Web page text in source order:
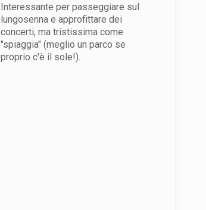
Interessante per passeggiare sul
lungosenna e approfittare dei
concerti, ma tristissima come
"spiaggia" (meglio un parco se
proprio c'è il sole!).